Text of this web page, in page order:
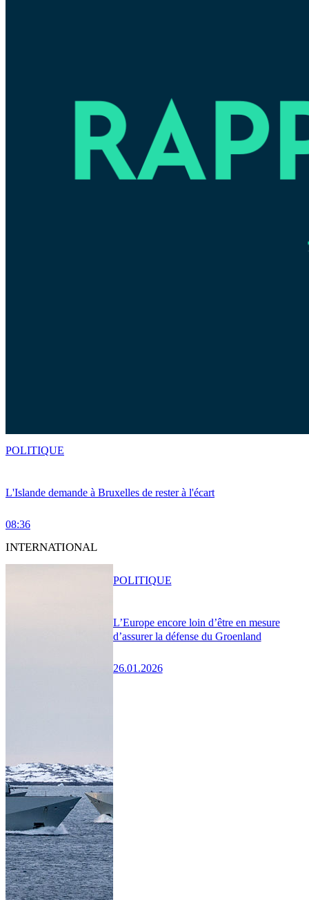
L'Islande demande à Bruxelles de rester à l'écart
08:36
POLITIQUE
INTERNATIONAL
L’Europe encore loin d’être en mesure
d’assurer la défense du Groenland
26.01.2026
POLITIQUE